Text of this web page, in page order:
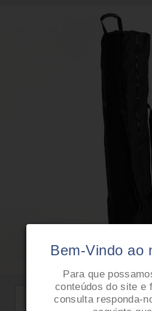
Bem-Vindo ao
Para que
conteúdos do site e
consulta responda-